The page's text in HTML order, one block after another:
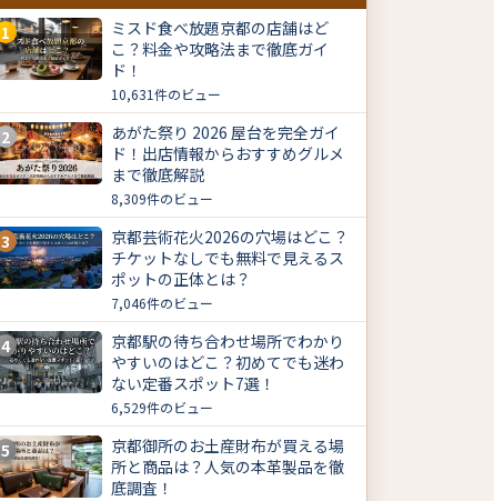
1
ミスド食べ放題京都の店舗はど
こ？料金や攻略法まで徹底ガイ
ド！
10,631件のビュー
2
あがた祭り 2026 屋台を完全ガイ
ド！出店情報からおすすめグルメ
まで徹底解説
8,309件のビュー
3
京都芸術花火2026の穴場はどこ？
チケットなしでも無料で見えるス
ポットの正体とは？
7,046件のビュー
4
京都駅の待ち合わせ場所でわかり
やすいのはどこ？初めてでも迷わ
ない定番スポット7選！
6,529件のビュー
5
京都御所のお土産財布が買える場
所と商品は？人気の本革製品を徹
底調査！